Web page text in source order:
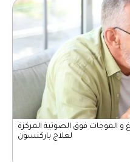
و الموجات فوق الصوتية المركزة
لعلاج باركنسون